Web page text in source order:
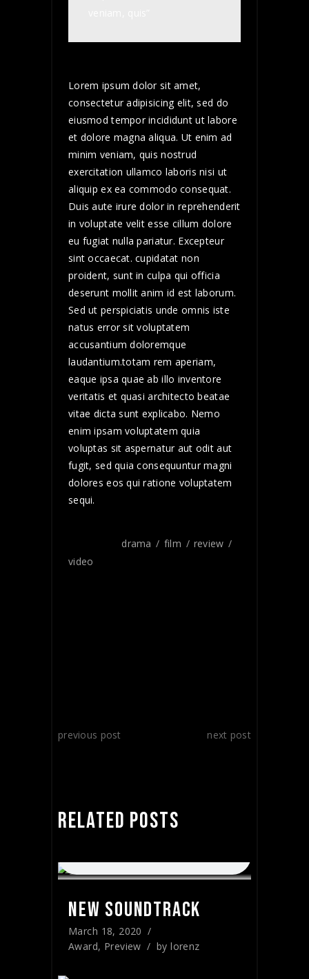
Lorem ipsum dolor sit amet,
consectetur adipisicing elit, sed do
eiusmod tempor incididunt ut labore
et dolore magna aliqua. Ut enim ad
minim veniam, quis nostrud
exercitation ullamco laboris nisi ut
aliquip ex ea commodo consequat.
Duis aute irure dolor in reprehenderit
in voluptate velit esse cillum dolore
eu fugiat nulla pariatur. Excepteur
sint occaecat. cupidatat non
proident, sunt in culpa qui officia
deserunt mollit anim id est laborum.
Sed ut perspiciatis unde omnis iste
natus error sit voluptatem
accusantium doloremque
laudantium.totam rem aperiam,
eaque ipsa quae ab illo inventore
veritatis et quasi architecto beatae
vitae dicta sunt explicabo. Nemo
enim ipsam voluptatem quia
voluptas sit aspernatur aut odit aut
fugit, sed quia consequuntur magni
dolores eos qui ratione voluptatem
sequi.
drama film
review
video
previous post next post
RELATED POSTS
NEW SOUNDTRACK
March 18, 2020
Award, Preview by lorenz